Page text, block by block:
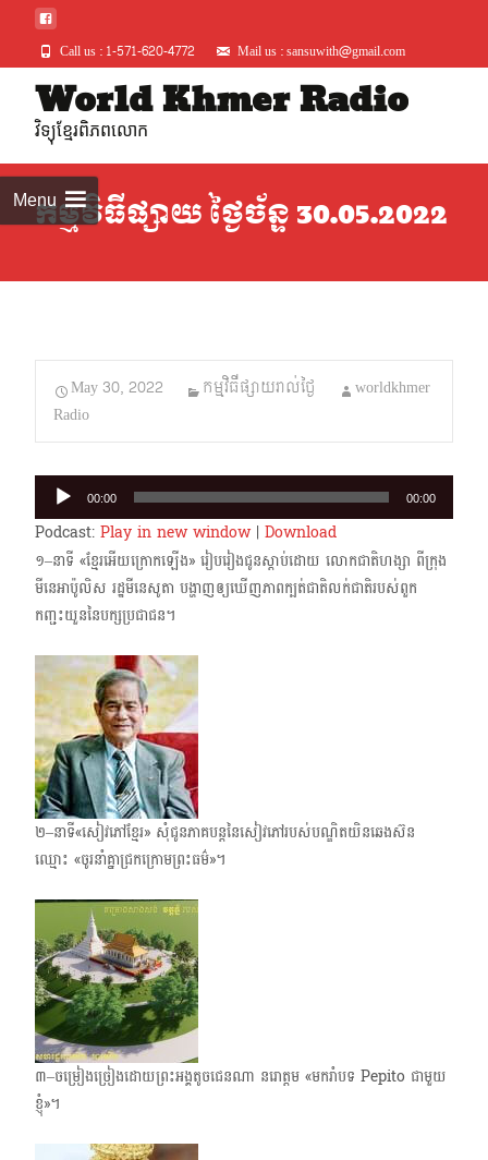
Call us : 1-571-620-4772 Mail us : sansuwith@gmail.com
World Khmer Radio
វិទ្យុខ្មែរពិភពលោក
Menuកម្មវិធីផ្សាយ ថ្ងៃច័ន្ទ 30.05.2022
May 30, 2022 កម្មវិធីផ្សាយរាល់ថ្ងៃ
worldkhmer
Radio
Audio
Player
00:00 00:00
Podcast: Play in new window| Download
១–នាទី «ខ្មែរអើយក្រោកឡើង» រៀបរៀងជូនស្ដាប់ដោយ ​លោកជាតិហង្សា ​ពីក្រុង​
មីនេអាប៉ូលិស រដ្ឋមីនេសូតា បង្ហាញឲ្យឃើញភាពក្បត់ជាតិលក់ជាតិរបស់ពួក
កញ្ជះយួននៃបក្សប្រជាជន។
២–នាទី«សៀវភៅខ្មែរ» សុំជូនភាគបន្តនៃសៀវភៅរបស់បណ្ឌិតយិនឆេងស៊ន
ឈ្មោះ «ចូរនាំគ្នាជ្រកក្រោមព្រះធម៌»។
៣–ចម្រៀងច្រៀងដោយព្រះអង្គតូច​ជេនណា​ នរោត្តម «មករាំបទ Pepito ជាមួយ
ខ្ញុំ»។